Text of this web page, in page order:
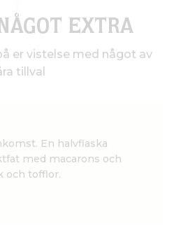
EXTRA
er vistelse med något av
tillval
En halvflaska
med macarons och
och tofflor.